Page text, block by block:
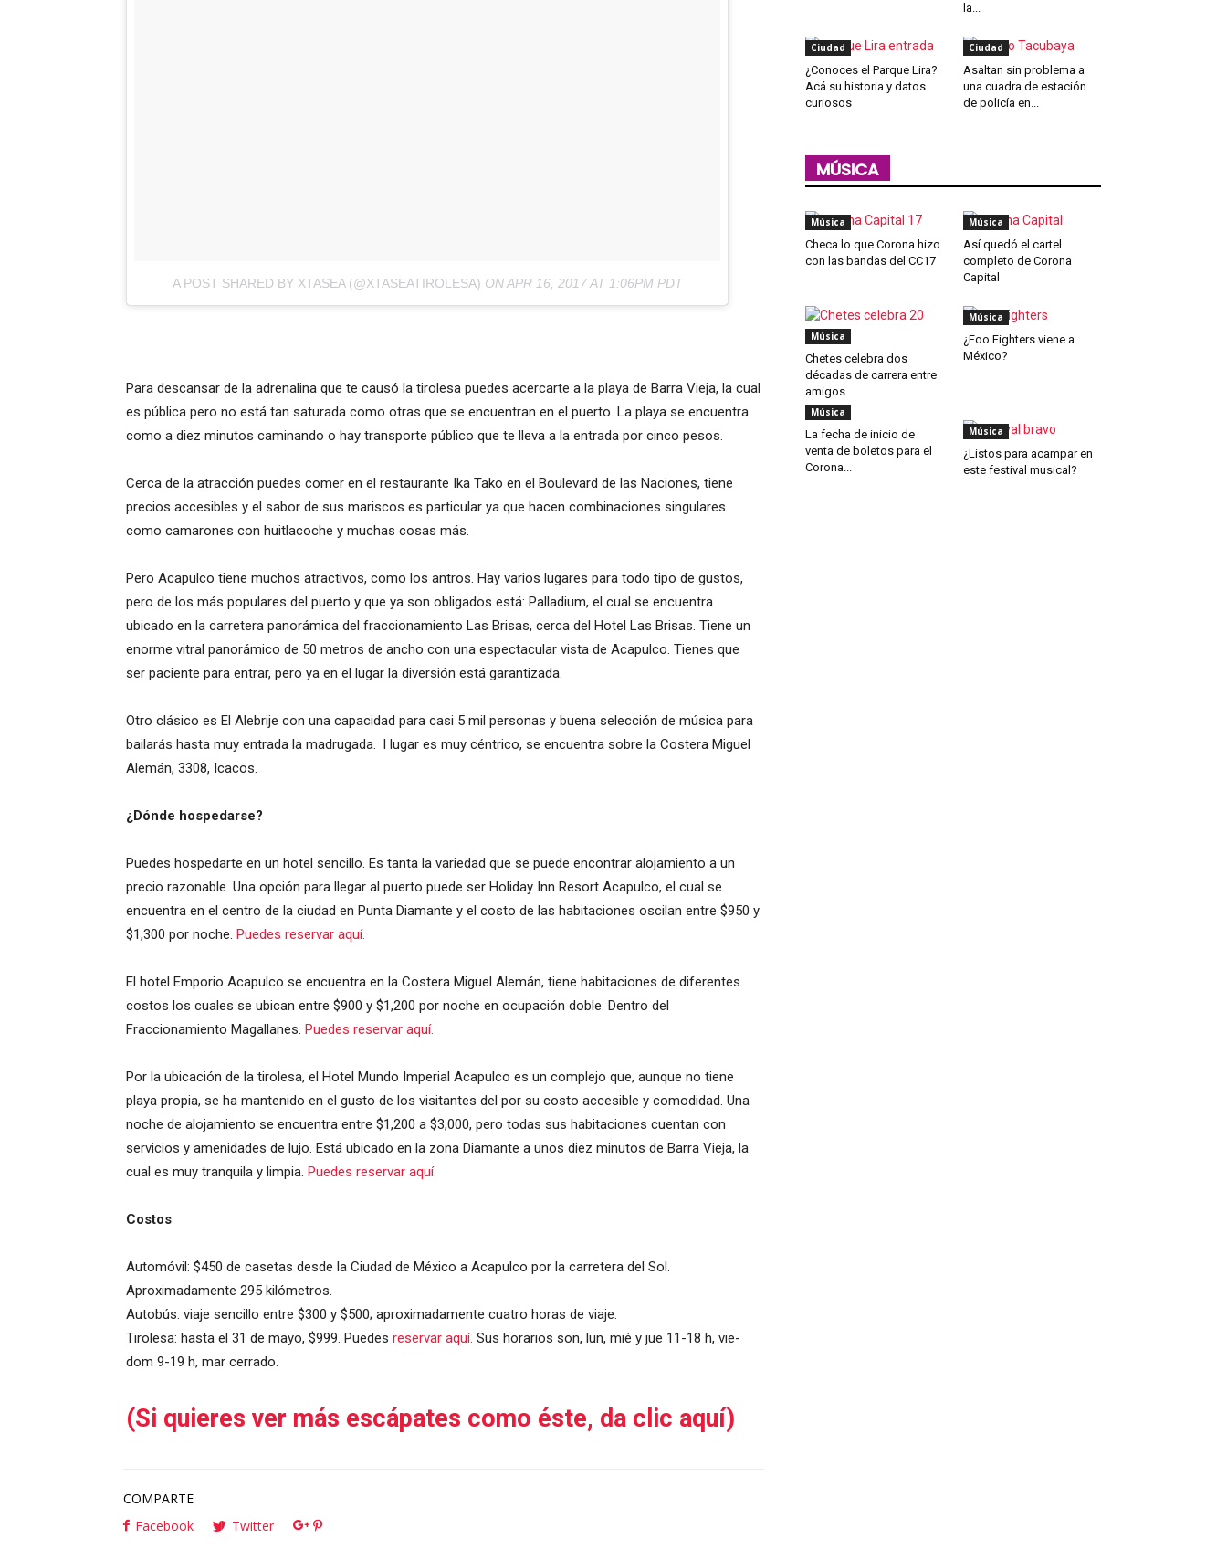
A POST SHARED BY XTASEA (@XTASEATIROLESA) ONAPR 16, 2017 AT 1:06PM PDT
Para descansar de la adrenalina que te causó la tirolesa puedes acercarte a la playa de Barra Vieja, la cual
es pública pero no está tan saturada como otras que se encuentran en el puerto. La playa se encuentra
como a diez minutos caminando o hay transporte público que te lleva a la entrada por cinco pesos.
Cerca de la atracción puedes comer en el restaurante Ika Tako en el Boulevard de las Naciones, tiene
precios accesibles y el sabor de sus mariscos es particular ya que hacen combinaciones singulares
como camarones con huitlacoche y muchas cosas más.
Pero Acapulco tiene muchos atractivos, como los antros. Hay varios lugares para todo tipo de gustos,
pero de los más populares del puerto y que ya son obligados está: Palladium, el cual se encuentra
ubicado en la carretera panorámica del fraccionamiento Las Brisas, cerca del Hotel Las Brisas. Tiene un
enorme vitral panorámico de 50 metros de ancho con una espectacular vista de Acapulco. Tienes que
ser paciente para entrar, pero ya en el lugar la diversión está garantizada.
Otro clásico es El Alebrije con una capacidad para casi 5 mil personas y buena selección de música para
bailarás hasta muy entrada la madrugada. l lugar es muy céntrico, se encuentra sobre la Costera Miguel
Alemán, 3308, Icacos.
¿Dónde hospedarse?
Puedes hospedarte en un hotel sencillo. Es tanta la variedad que se puede encontrar alojamiento a un
precio razonable. Una opción para llegar al puerto puede ser Holiday Inn Resort Acapulco, el cual se
encuentra en el centro de la ciudad en Punta Diamante y el costo de las habitaciones oscilan entre $950 y
$1,300 por noche. Puedes reservar aquí.
El hotel Emporio Acapulco se encuentra en la Costera Miguel Alemán, tiene habitaciones de diferentes
costos los cuales se ubican entre $900 y $1,200 por noche en ocupación doble. Dentro del
Fraccionamiento Magallanes. Puedes reservar aquí.
Por la ubicación de la tirolesa, el Hotel Mundo Imperial Acapulco es un complejo que, aunque no tiene
playa propia, se ha mantenido en el gusto de los visitantes del por su costo accesible y comodidad. Una
noche de alojamiento se encuentra entre $1,200 a $3,000, pero todas sus habitaciones cuentan con
servicios y amenidades de lujo. Está ubicado en la zona Diamante a unos diez minutos de Barra Vieja, la
cual es muy tranquila y limpia. Puedes reservar aquí.
Costos
Automóvil: $450 de casetas desde la Ciudad de México a Acapulco por la carretera del Sol.
Aproximadamente 295 kilómetros.
Autobús: viaje sencillo entre $300 y $500; aproximadamente cuatro horas de viaje.
Tirolesa: hasta el 31 de mayo, $999. Puedes reservar aquí. Sus horarios son, lun, mié y jue 11-18 h, vie-
dom 9-19 h, mar cerrado.
(Si quieres ver más escápates como éste, da clic aquí)
COMPARTE
Facebook
Twitter
la...
Ciudad
¿Conoces el Parque Lira?
Acá su historia y datos
curiosos
Ciudad
Asaltan sin problema a
una cuadra de estación
de policía en...
MÚSICA
Música
Checa lo que Corona hizo
con las bandas del CC17
Música
Así quedó el cartel
completo de Corona
Capital
Música
Chetes celebra dos
décadas de carrera entre
amigos
Música
¿Foo Fighters viene a
México?
Música
La fecha de inicio de
venta de boletos para el
Corona...
Música
¿Listos para acampar en
este festival musical?